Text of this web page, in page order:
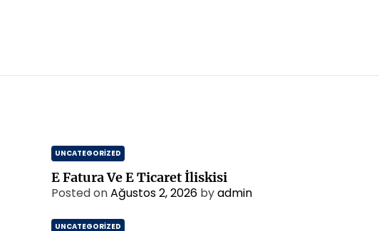
UNCATEGORIZED
E Fatura Ve E Ticaret İliskisi
Posted onAğustos 2, 2026 byadmin
UNCATEGORIZED